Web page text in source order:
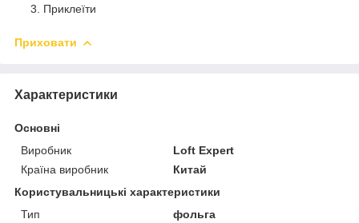
Приклеїти
Приховати
Характеристики
Основні
Виробник
Loft Expert
Країна виробник
Китай
Користувальницькі характеристики
Тип
фольга